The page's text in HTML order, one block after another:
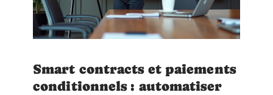
Smart contracts et paiements
conditionnels : automatiser